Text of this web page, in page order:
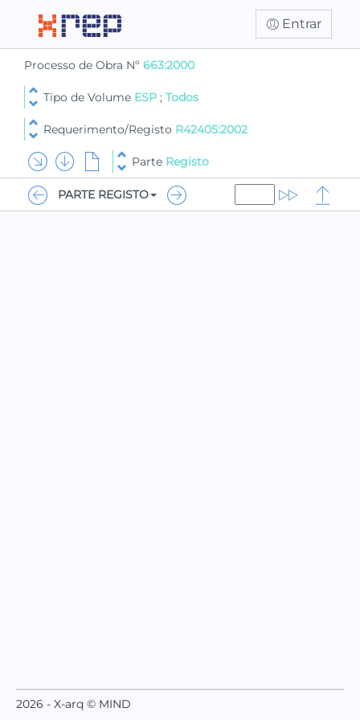
Entrar
Processo de Obra Nº 663:2000
Tipo de Volume ESP ; Todos
Requerimento/Registo R42405:2002
Parte Registo
PARTE REGISTO
2026 - X-arq © MIND